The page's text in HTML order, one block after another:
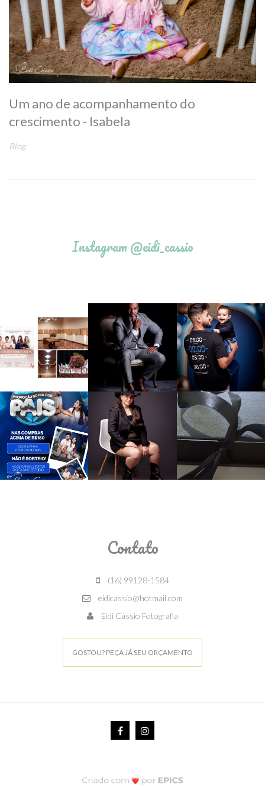
Um ano de acompanhamento do
crescimento - Isabela
Blog
Instagram @eidi_cassio
Contato
(16) 99128-1584
eidicassio@hotmail.com
Eidi Cássio Fotografia
GOSTOU? PEÇA JÁ SEU ORÇAMENTO